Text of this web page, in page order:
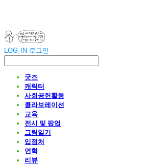
LOG IN 로그인
굿즈
캐릭터
사회공헌활동
콜라보레이션
교육
전시 및 팝업
그림일기
입점처
연혁
리뷰